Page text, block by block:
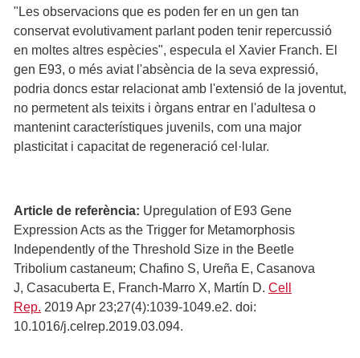
"Les observacions que es poden fer en un gen tan
conservat evolutivament parlant poden tenir repercussió
en moltes altres espècies", especula el Xavier Franch. El
gen E93, o més aviat l'absència de la seva expressió,
podria doncs estar relacionat amb l'extensió de la joventut,
no permetent als teixits i òrgans entrar en l'adultesa o
mantenint característiques juvenils, com una major
plasticitat i capacitat de regeneració cel·lular.
Article de referència: Upregulation of E93 Gene
Expression Acts as the Trigger for Metamorphosis
Independently of the Threshold Size in the Beetle
Tribolium castaneum; Chafino S, Ureña E, Casanova
J, Casacuberta E, Franch-Marro X, Martín D. Cell
Rep. 2019 Apr 23;27(4):1039-1049.e2. doi:
10.1016/j.celrep.2019.03.094.